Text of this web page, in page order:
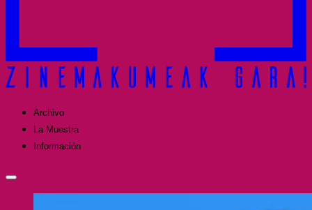
Archivo
La Muestra
Información